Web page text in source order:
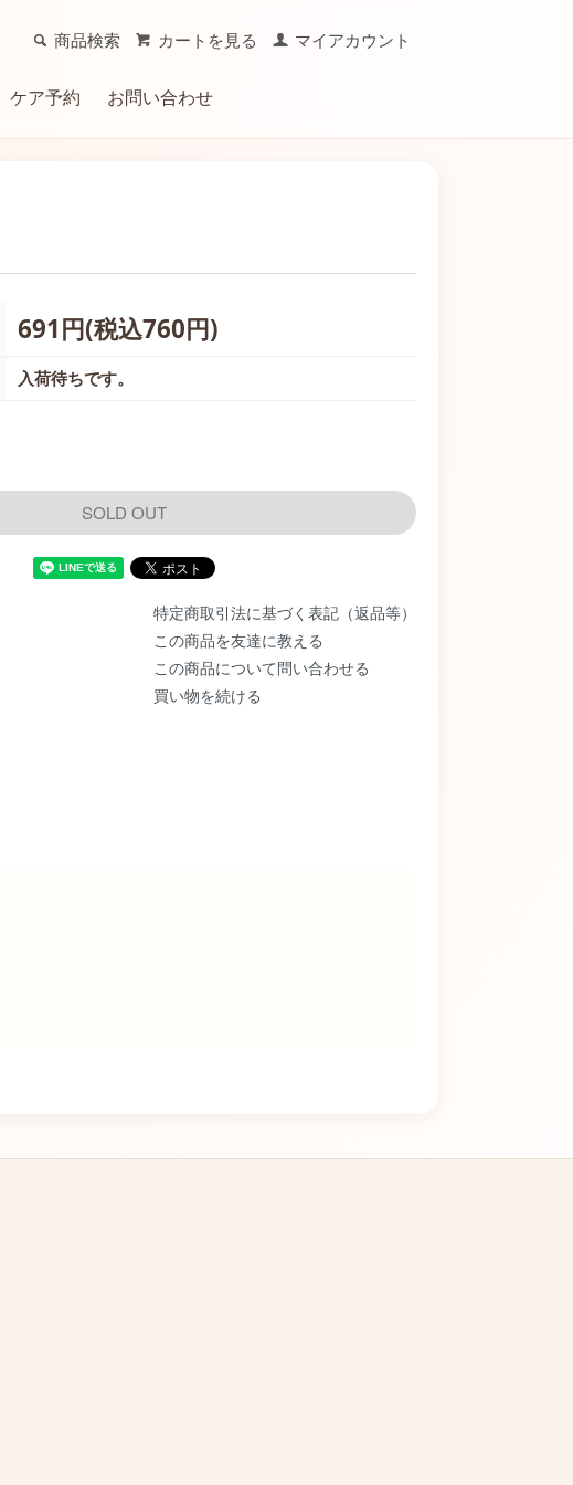
商品検索 カートを見る マイアカウント
ケア予約 お問い合わせ
691円(税込760円)
入荷待ちです。
SOLD OUT
特定商取引法に基づく表記（返品等）
この商品を友達に教える
この商品について問い合わせる
買い物を続ける